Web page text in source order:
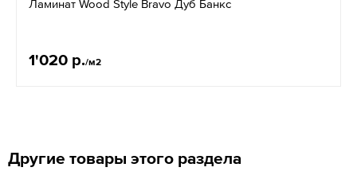
Ламинат Wood Style Bravo Дуб Банкс
1'020 р./м2
Другие товары этого раздела